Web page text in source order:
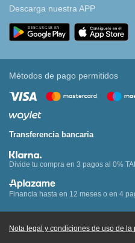
Descarga nuestra APP
Métodos de pago permitidos
Transferencia bancaria
Divide tu compra en 3 pagos al 0%
Financia hasta en 12 meses o en 4
Nota legal y condiciones de uso de la